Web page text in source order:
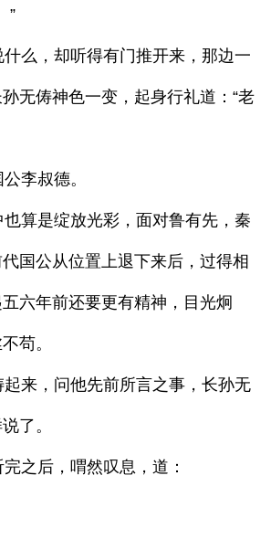
”
么，却听得有门推开来，那边一
无俦神色一变，起身行礼道：“老
李叔德。
算是绽放光彩，面对鲁有先，秦
国公从位置上退下来后，过得相
六年前还要更有精神，目光炯
苟。
来，问他先前所言之事，长孙无
了。
之后，喟然叹息，道：